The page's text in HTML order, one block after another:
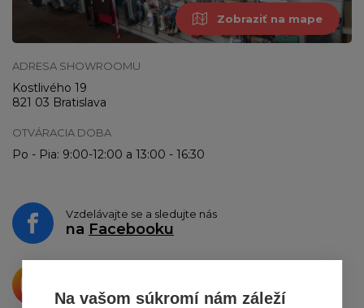
Na vašom súkromí nám záleží
Zobraziť na mape
ADRESA SHOWROOMU
Kostlivého 19
821 03 Bratislava
OTVÁRACIA DOBA
Po - Pia: 9:00-12:00 a 13:00 - 16:30
Vzdelávajte se a sledujte nás
na Facebooku
o zdieľanie naInstagrame